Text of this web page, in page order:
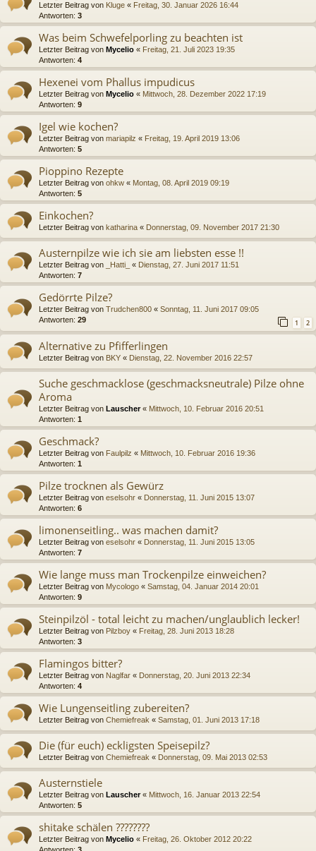
Letzter Beitrag von Kluge « Freitag, 30. Januar 2026 16:44
Antworten: 3
Was beim Schwefelporling zu beachten ist
Letzter Beitrag von Mycelio « Freitag, 21. Juli 2023 19:35
Antworten: 4
Hexenei vom Phallus impudicus
Letzter Beitrag von Mycelio « Mittwoch, 28. Dezember 2022 17:19
Antworten: 9
Igel wie kochen?
Letzter Beitrag von mariapilz « Freitag, 19. April 2019 13:06
Antworten: 5
Pioppino Rezepte
Letzter Beitrag von ohkw « Montag, 08. April 2019 09:19
Antworten: 5
Einkochen?
Letzter Beitrag von katharina « Donnerstag, 09. November 2017 21:30
Austernpilze wie ich sie am liebsten esse !!
Letzter Beitrag von _Hatti_ « Dienstag, 27. Juni 2017 11:51
Antworten: 7
Gedörrte Pilze?
Letzter Beitrag von Trudchen800 « Sonntag, 11. Juni 2017 09:05
Antworten: 29 1 2
Alternative zu Pfifferlingen
Letzter Beitrag von BKY « Dienstag, 22. November 2016 22:57
Suche geschmacklose (geschmacksneutrale) Pilze ohne
Aroma
Letzter Beitrag von Lauscher« Mittwoch, 10. Februar 2016 20:51
Antworten: 1
Geschmack?
Letzter Beitrag von Faulpilz « Mittwoch, 10. Februar 2016 19:36
Antworten: 1
Pilze trocknen als Gewürz
Letzter Beitrag von eselsohr « Donnerstag, 11. Juni 2015 13:07
Antworten: 6
limonenseitling.. was machen damit?
Letzter Beitrag von eselsohr « Donnerstag, 11. Juni 2015 13:05
Antworten: 7
Wie lange muss man Trockenpilze einweichen?
Letzter Beitrag von Mycologo « Samstag, 04. Januar 2014 20:01
Antworten: 9
Steinpilzöl - total leicht zu machen/unglaublich lecker!
Letzter Beitrag von Pilzboy « Freitag, 28. Juni 2013 18:28
Antworten: 3
Flamingos bitter?
Letzter Beitrag von Naglfar « Donnerstag, 20. Juni 2013 22:34
Antworten: 4
Wie Lungenseitling zubereiten?
Letzter Beitrag von Chemiefreak « Samstag, 01. Juni 2013 17:18
Die (für euch) eckligsten Speisepilz?
Letzter Beitrag von Chemiefreak « Donnerstag, 09. Mai 2013 02:53
Austernstiele
Letzter Beitrag von Lauscher« Mittwoch, 16. Januar 2013 22:54
Antworten: 5
shitake schälen ????????
Letzter Beitrag von Mycelio « Freitag, 26. Oktober 2012 20:22